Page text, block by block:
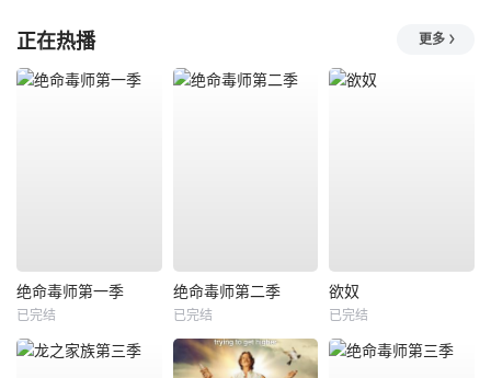
正在热播 更多
绝命毒师第一季
已完结
绝命毒师第二季
已完结
欲奴
已完结